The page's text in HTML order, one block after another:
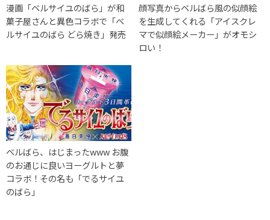
漫画「ベルサイユのばら」が和
菓子屋さんと異色コラボで「ベ
ルサイユのばら どら焼き」発売
顔写真からベルばら風の似顔絵
を生成してくれる「アイスクレ
マで似顔絵メーカー」がオモシ
ロい！
ベルばら、はじまったwww お腹
のお通じに良いヨーグルトと夢
コラボ！その名も「でるサイユ
のばら」